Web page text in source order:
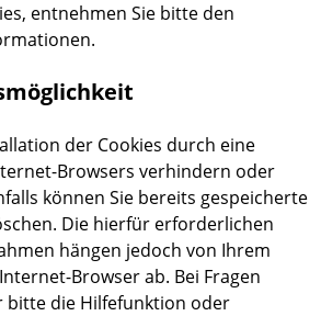
entnehmen Sie bitte den
der Cookies durch eine
Browsers verhindern oder
können Sie bereits gespeicherte
Die hierfür erforderlichen
hängen jedoch von Ihrem
Browser ab. Bei Fragen
bitte die Hilfefunktion oder